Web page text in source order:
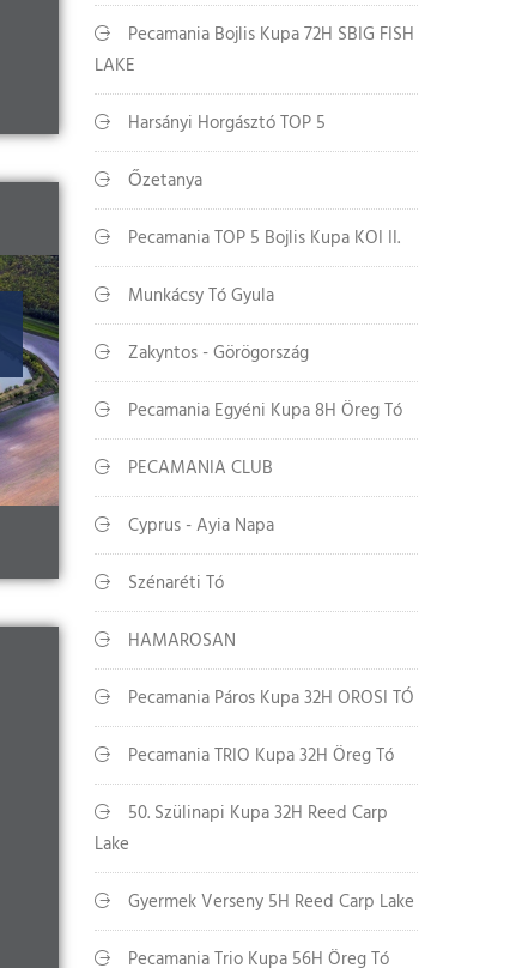
Pecamania Bojlis Kupa 72H SBIG FISH
LAKE
Harsányi Horgásztó TOP 5
Őzetanya
Pecamania TOP 5 Bojlis Kupa KOI II.
Munkácsy Tó Gyula
Zakyntos - Görögország
Pecamania Egyéni Kupa 8H Öreg Tó
PECAMANIA CLUB
Cyprus - Ayia Napa
Szénaréti Tó
HAMAROSAN
Pecamania Páros Kupa 32H OROSI TÓ
Pecamania TRIO Kupa 32H Öreg Tó
50. Szülinapi Kupa 32H Reed Carp
Lake
Gyermek Verseny 5H Reed Carp Lake
Pecamania Trio Kupa 56H Öreg Tó